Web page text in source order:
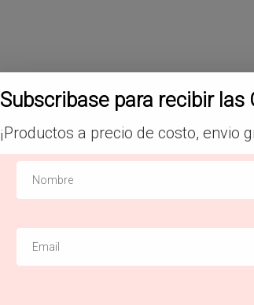
Subscribase para recibir las
¡Productos a precio de costo, envio